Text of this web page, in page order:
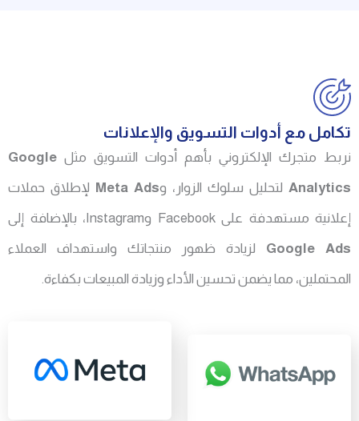
تكامل مع أدوات التسويق والإعلانات
نربط متجرك الإلكتروني بأهم أدوات التسويق مثل Google
Analytics لتحليل سلوك الزوار، وMeta Ads لإطلاق حملات
إعلانية مستهدفة على Facebook وInstagram، بالإضافة إلى
Google Ads لزيادة ظهور منتجاتك واستهداف العملاء
المحتملين، مما يضمن تحسين الأداء وزيادة المبيعات بكفاءة.